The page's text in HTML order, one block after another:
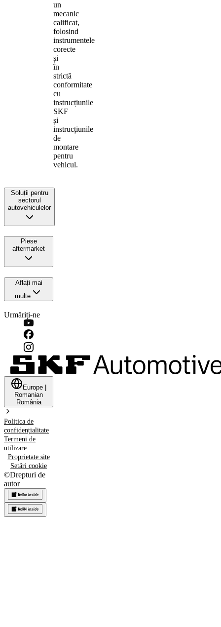
un
mecanic
calificat,
folosind
instrumentele
corecte
și
în
strictă
conformitate
cu
instrucțiunile
SKF
și
instrucțiunile
de
montare
pentru
vehicul.
Soluții pentru
sectorul
autovehiculelor
Piese
aftermarket
Aflați mai
multe
Urmăriți-ne
Europe
Romanian
România
Politica de
confidențialitate
Termeni de
utilizare
Proprietate site
Setări cookie
©Drepturi de
autor